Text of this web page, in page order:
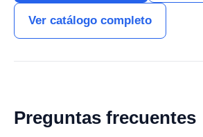
Ver catálogo completo
Preguntas frecuentes